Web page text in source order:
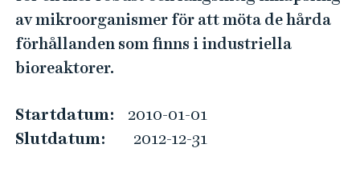
.
s
k
r
o
n
k
av mikroorganismer för att möta de hårda
förhållanden som finns i industriella
bioreaktorer.
Startdatum:
2010-01-01
Slutdatum:
2012-12-31